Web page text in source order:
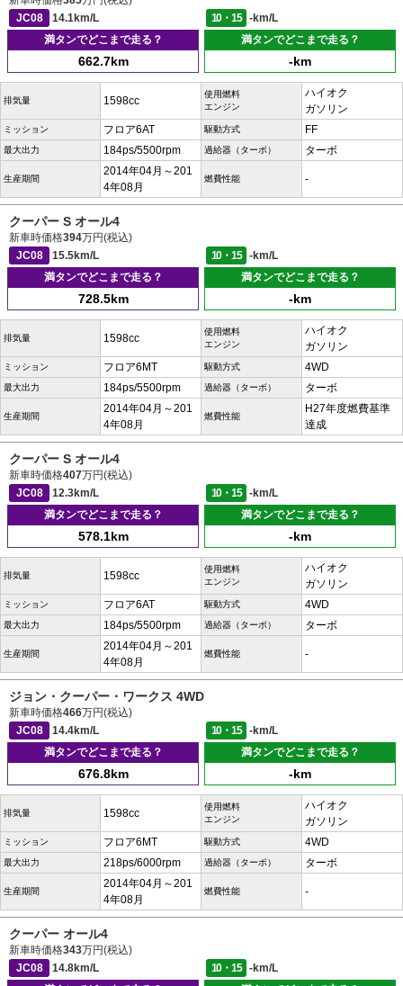
JC08
14.1km/L 10・15
-km/L
満タンでどこまで走る？
662.7km
満タンでどこまで走る？
-km
排気量 1598cc
使用燃料
エンジン
ハイオク
ガソリン
ミッション フロア6AT 駆動方式 FF
最大出力 184ps/5500rpm 過給器（ターボ） ターボ
生産期間
2014年04月～201
4年08月
燃費性能 -
クーパー S オール4
新車時価格394万円(税込)
JC08
15.5km/L 10・15
-km/L
満タンでどこまで走る？
728.5km
満タンでどこまで走る？
-km
排気量 1598cc
使用燃料
エンジン
ハイオク
ガソリン
ミッション フロア6MT 駆動方式 4WD
最大出力 184ps/5500rpm 過給器（ターボ） ターボ
生産期間
2014年04月～201
4年08月
燃費性能
H27年度燃費基準
達成
クーパー S オール4
新車時価格407万円(税込)
JC08
12.3km/L 10・15
-km/L
満タンでどこまで走る？
578.1km
満タンでどこまで走る？
-km
排気量 1598cc
使用燃料
エンジン
ハイオク
ガソリン
ミッション フロア6AT 駆動方式 4WD
最大出力 184ps/5500rpm 過給器（ターボ） ターボ
生産期間
2014年04月～201
4年08月
燃費性能 -
ジョン・クーパー・ワークス 4WD
新車時価格466万円(税込)
JC08
14.4km/L 10・15
-km/L
満タンでどこまで走る？
676.8km
満タンでどこまで走る？
-km
排気量 1598cc
使用燃料
エンジン
ハイオク
ガソリン
ミッション フロア6MT 駆動方式 4WD
最大出力 218ps/6000rpm 過給器（ターボ） ターボ
生産期間
2014年04月～201
4年08月
燃費性能 -
クーパー オール4
新車時価格343万円(税込)
JC08
14.8km/L 10・15
-km/L